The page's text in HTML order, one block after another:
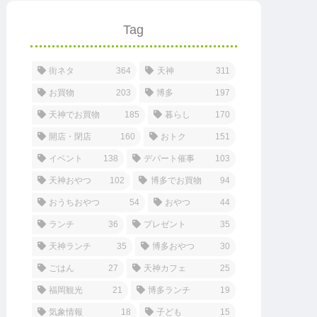
Tag
街ネタ 364 天神 311
お買物 203 博多 197
天神でお買物 185 暮らし 170
開店・閉店 160 おトク 151
イベント 138 デパート催事 103
天神おやつ 102 博多でお買物 94
おうちおやつ 54 おやつ 44
ランチ 36 プレゼント 35
天神ランチ 35 博多おやつ 30
ごはん 27 天神カフェ 25
福岡観光 21 博多ランチ 19
気象情報 18 子ども 15